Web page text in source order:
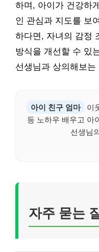
하며, 아이가 건강하
인 관심과 지도를 보
하다면, 자녀의 감정
방식을 개선할 수 있
선생님과 상의해보
아이 친구 엄마
이
등 노하우 배우고 아
선생님
자주 묻는